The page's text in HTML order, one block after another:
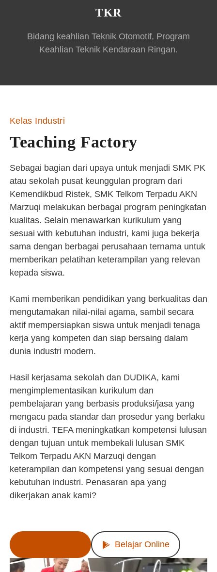
TKR
Bidang keahlian Teknik Otomotif, Program
Keahlian Teknik Kendaraan Ringan.
Kelas Industri
Teaching Factory
Sebagai bagian dari upaya untuk menjadi SMK PK
atau sekolah pusat keunggulan program dari
Kemendikbud Ristek, SMK Telkom Terpadu AKN
Marzuqi melakukan berbagai program peningkatan
kualitas. Selain menawarkan kurikulum yang
sesuai with kebutuhan industri, kami juga bekerja
sama dengan berbagai perusahaan ternama untuk
memberikan pelatihan keterampilan yang relevan
kepada siswa.
Kami memberikan pendidikan yang berkualitas dan
mengutamakan nilai-nilai agama, sambil secara
aktif mempersiapkan siswa untuk menjadi tenaga
kerja yang kompeten dan siap bersaing dalam
dunia industri modern.
Hasil kerjasama sekolah dan DUDIKA, kami
mengimplementasikan kurikulum dan
pembelajaran yang berbasis produksi/jasa yang
mengacu pada standar dan prosedur yang berlaku
di industri. TEFA meningkatkan kompetensi lulusan
dengan tujuan untuk membekali lulusan SMK
Telkom Terpadu AKN Marzuqi dengan
keterampilan dan kompetensi yang sesuai dengan
kebutuhan industri. Penasaran apa yang
dikerjakan anak kami?
Belajar Online